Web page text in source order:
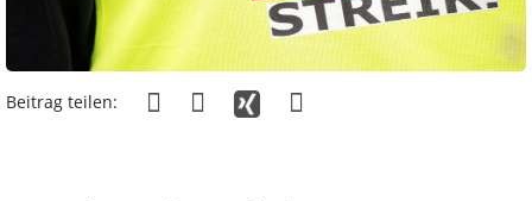
Beitrag teilen: